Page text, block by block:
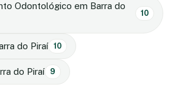
Odontológico em Barra do
10
do Piraí 10
do Piraí 9